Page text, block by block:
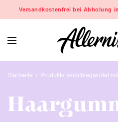
Versandkostenfrei bei Abholung
Startseite / Produkte verschlagwortet